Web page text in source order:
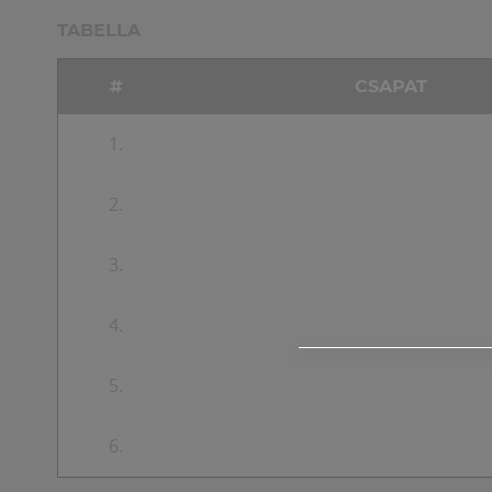
# CSAPAT
1.
2.
3.
4.
5.
6.